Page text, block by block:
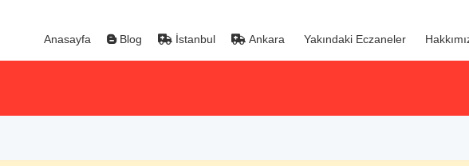
Anasayfa Blog İstanbul Ankara Yakındaki Eczaneler